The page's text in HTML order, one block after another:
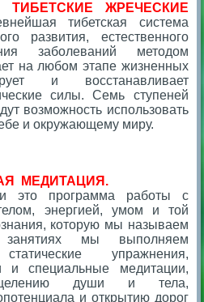
ТИБЕТСКИЕ ЖРЕЧЕСКИЕ
тибетская система
развития, естественного
заболеваний методом
на любом этапе жизненных
и восстанавливает
силы. Семь ступеней
возможность использовать
и окружающему миру.
МЕДИТАЦИЯ.
это программа работы с
энергией, умом и той
которую мы называем
мы выполняем
упражнения,
и специальные медитации,
души и тела,
и открытию дорог